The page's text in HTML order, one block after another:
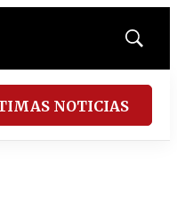
Mostrar
NOTICIAS